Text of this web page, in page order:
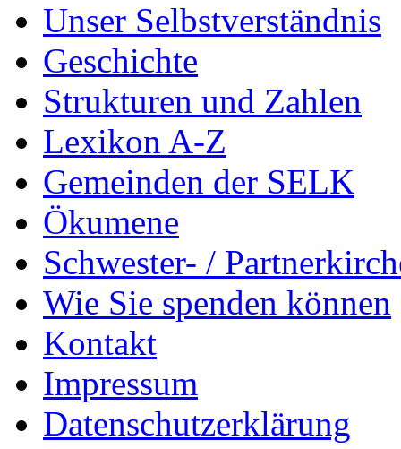
Unser Selbstverständnis
Geschichte
Strukturen und Zahlen
Lexikon A-Z
Gemeinden der SELK
Ökumene
Schwester- /
Wie Sie spenden können
Kontakt
Impressum
Datenschutzerklärung